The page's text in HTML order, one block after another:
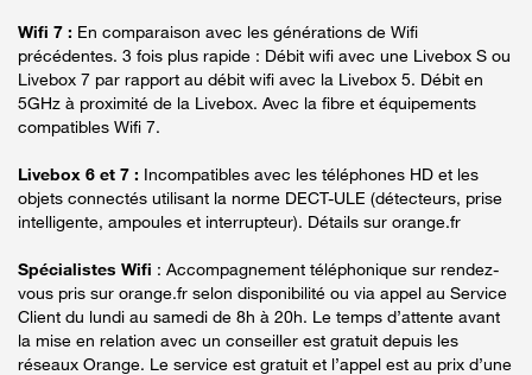
Wifi 7 : En comparaison avec les générations de Wifi
précédentes. 3 fois plus rapide : Débit wifi avec une Livebox S ou
Livebox 7 par rapport au débit wifi avec la Livebox 5. Débit en
5GHz à proximité de la Livebox. Avec la fibre et équipements
compatibles Wifi 7.
Livebox 6 et 7 : Incompatibles avec les téléphones HD et les
objets connectés utilisant la norme DECT-ULE (détecteurs, prise
intelligente, ampoules et interrupteur). Détails sur orange.fr
Spécialistes Wifi : Accompagnement téléphonique sur rendez-
vous pris sur orange.fr selon disponibilité ou via appel au Service
Client du lundi au samedi de 8h à 20h. Le temps d’attente avant
la mise en relation avec un conseiller est gratuit depuis les
réseaux Orange. Le service est gratuit et l’appel est au prix d’une